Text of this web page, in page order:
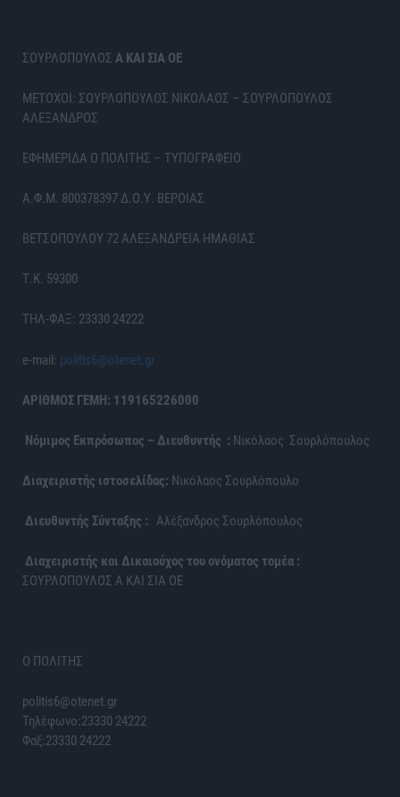
ΣΟΥΡΛΟΠΟΥΛΟΣ Α ΚΑΙ ΣΙΑ ΟΕ
ΜΕΤΟΧΟΙ: ΣΟΥΡΛΟΠΟΥΛΟΣ ΝΙΚΟΛΑΟΣ – ΣΟΥΡΛΟΠΟΥΛΟΣ
ΑΛΕΞΑΝΔΡΟΣ
ΕΦΗΜΕΡΙΔΑ Ο ΠΟΛΙΤΗΣ – ΤΥΠΟΓΡΑΦΕΙΟ
Α.Φ.Μ. 800378397 Δ.Ο.Υ. ΒΕΡΟΙΑΣ
ΒΕΤΣΟΠΟΥΛΟΥ 72 ΑΛΕΞΑΝΔΡΕΙΑ ΗΜΑΘΙΑΣ
Τ.Κ. 59300
ΤΗΛ-ΦΑΞ: 23330 24222
e-mail: politis6@otenet.gr
ΑΡΙΘΜΟΣ ΓΕΜΗ: 119165226000
Νόμιμος Εκπρόσωπος – Διευθυντής : Νικόλαος Σουρλόπουλος
Διαχειριστής ιστοσελίδας: Νικόλαος Σουρλόπουλο
Διευθυντής Σύνταξης : Αλέξανδρος Σουρλόπουλος
Διαχειριστής και Δικαιούχος του ονόματος τομέα :
ΣΟΥΡΛΟΠΟΥΛΟΣ Α ΚΑΙ ΣΙΑ ΟΕ
Ο ΠΟΛΙΤΗΣ
politis6@otenet.gr
Τηλέφωνο:23330 24222
Φαξ:23330 24222